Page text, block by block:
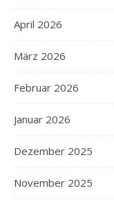
April 2026
März 2026
Februar 2026
Januar 2026
Dezember 2025
November 2025